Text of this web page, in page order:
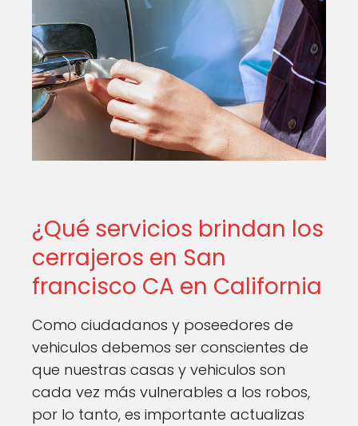
¿Qué servicios brindan los
cerrajeros en San
francisco CA en California
Como ciudadanos y poseedores de
vehiculos debemos ser conscientes de
que nuestras casas y vehiculos son
cada vez más vulnerables a los robos,
por lo tanto, es importante actualizas